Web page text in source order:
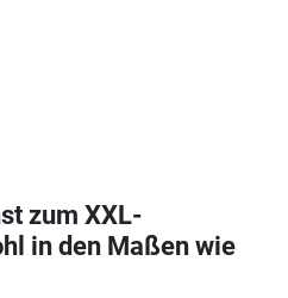
zum XXL-
in den Maßen wie